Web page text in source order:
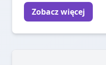
Zobacz więcej